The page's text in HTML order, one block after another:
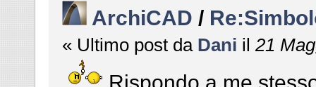
ArchiCAD /
« Ultimo post da Dani il 21